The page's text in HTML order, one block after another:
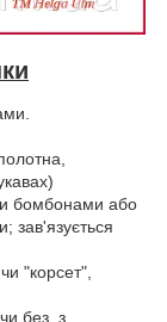
бомбонами або
зав'язується
"корсет",
без, з